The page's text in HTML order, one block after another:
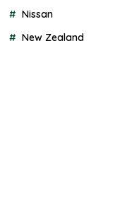
Nissan
New Zealand